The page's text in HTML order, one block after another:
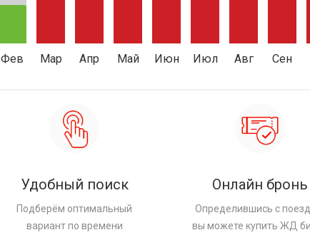
Фев Мар Апр Май Июн Июл Авг Сен
Удобный поиск
Подберём оптимальный
вариант по времени
Онлайн бронь
Определившись с
вы можете купить ЖД